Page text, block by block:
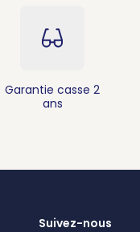
Garantie casse 2
ans
Suivez-nous